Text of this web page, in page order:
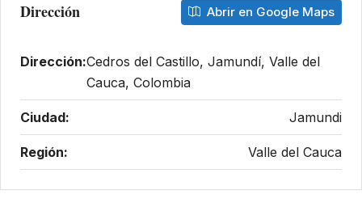
Dirección Abrir en Google Maps
Dirección:Cedros del Castillo, Jamundí, Valle del
Cauca, Colombia
Ciudad: Jamundi
Región: Valle del Cauca